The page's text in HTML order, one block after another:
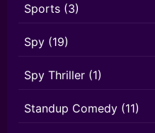
Sports (3)
Spy (19)
Spy Thriller (1)
Standup Comedy (11)